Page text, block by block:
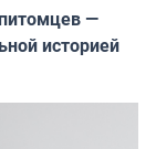
—
историей